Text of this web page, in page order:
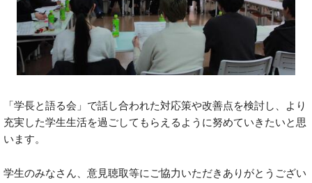
「学長と語る会」で話し合われた対応策や改善点を検討し、より
充実した学生生活を過ごしてもらえるように努めていきたいと思
います。
学生のみなさん、意見聴取等にご協力いただきありがとうござい